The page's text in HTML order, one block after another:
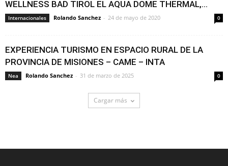
WELLNESS BAD TIROL EL AQUA DOME THERMAL,...
Internacionales Rolando Sanchez - 24 de mayo de 2020 0
EXPERIENCIA TURISMO EN ESPACIO RURAL DE LA
PROVINCIA DE MISIONES – CAME – INTA
Nea Rolando Sanchez - 31 de marzo de 2025 0
Cargar más